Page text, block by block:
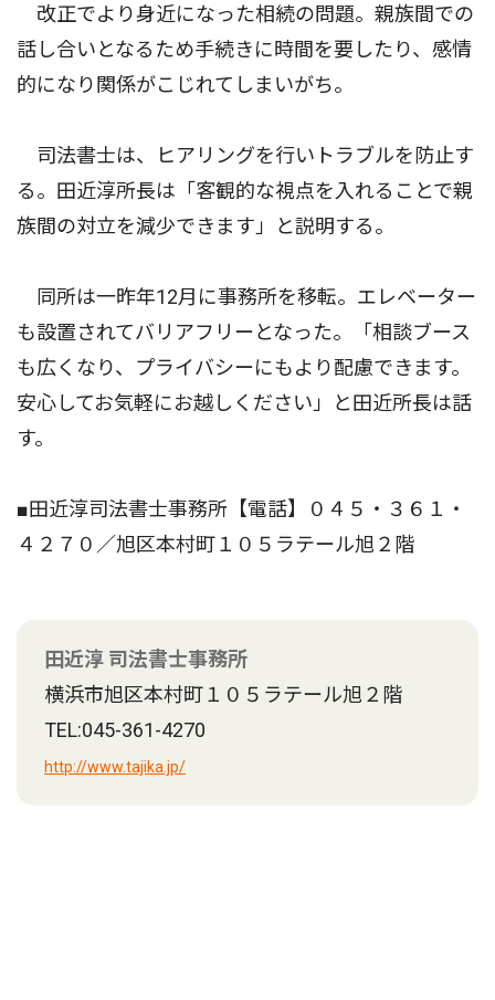
改正でより身近になった相続の問題。親族間での
話し合いとなるため手続きに時間を要したり、感情
的になり関係がこじれてしまいがち。
司法書士は、ヒアリングを行いトラブルを防止す
る。田近淳所長は「客観的な視点を入れることで親
族間の対立を減少できます」と説明する。
同所は一昨年12月に事務所を移転。エレベーター
も設置されてバリアフリーとなった。「相談ブース
も広くなり、プライバシーにもより配慮できます。
安心してお気軽にお越しください」と田近所長は話
す。
■田近淳司法書士事務所【電話】０４５・３６１・
４２７０／旭区本村町１０５ラテール旭２階
田近淳 司法書士事務所
横浜市旭区本村町１０５ラテール旭２階
TEL:045-361-4270
http://www.tajika.jp/